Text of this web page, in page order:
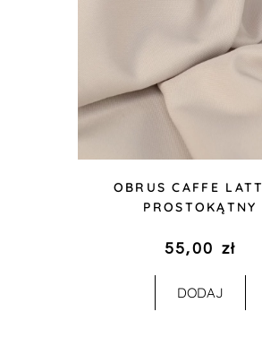
OBRUS CAFFE
PROSTOKĄTNY
55,00 zł
DODAJ